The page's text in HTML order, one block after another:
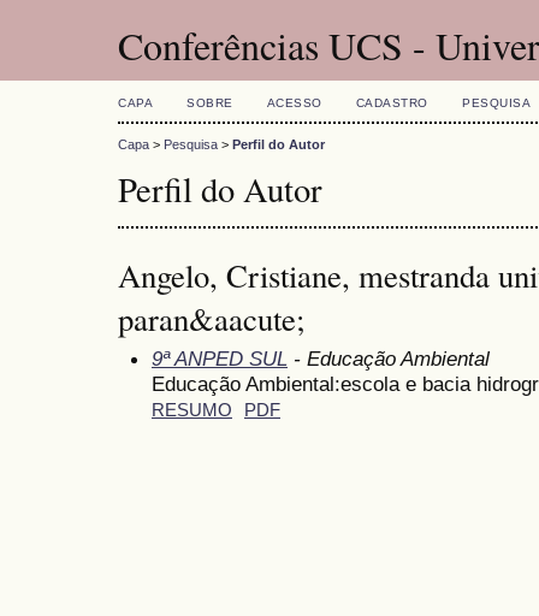
Conferências UCS -
CAPA SOBRE ACESSO CADASTRO PESQUISA
Capa > Pesquisa > Perfil do Autor
Perfil do Autor
Angelo, Cristiane, mestranda
paran&aacute;
9ª ANPED SUL - Educação Ambiental
Educação Ambiental:escola e bacia
RESUMO PDF